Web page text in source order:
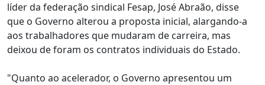
líder da federação sindical Fesap, José Abraão, disse
que o Governo alterou a proposta inicial, alargando-a
aos trabalhadores que mudaram de carreira, mas
deixou de foram os contratos individuais do Estado.
"Quanto ao acelerador, o Governo apresentou um